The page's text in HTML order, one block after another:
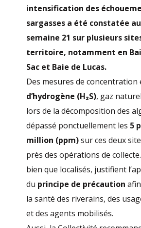
intensification des
sargasses a été constatée
semaine 21 sur plusieurs
territoire, notamment en
Sac et Baie de Lucas.
Des mesures de concentration
d’hydrogène (H₂S), gaz
lors de la décomposition des
dépassé ponctuellement les 5
million (ppm)sur ces deux
près des opérations de
bien que localisés, justifient
du principe de précaution
la santé des riverains, des
et des agents mobilisés.